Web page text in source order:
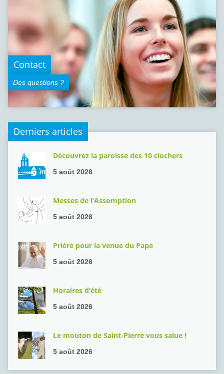
Contact
Des questions ?
Derniers articles
Découvrez la paroisse des 10 clochers
5 août 2026
Messes de l’Assomption
5 août 2026
Prière pour la venue du Pape
5 août 2026
Horaires d’été
5 août 2026
Le mouton de Saint-Pierre vous salue !
5 août 2026